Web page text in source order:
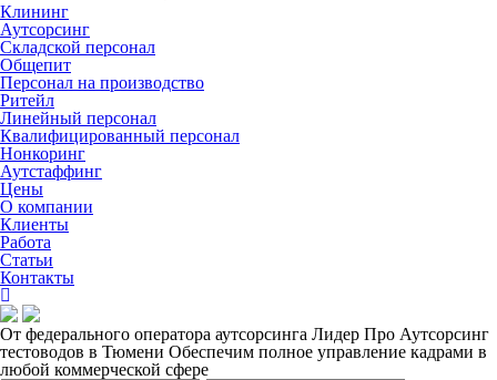
Клининг
Аутсорсинг
Складской персонал
Общепит
Персонал на производство
Ритейл
Линейный персонал
Квалифицированный персонал
Нонкоринг
Аутстаффинг
Цены
О компании
Клиенты
Работа
Статьи
Контакты
От федерального оператора аутсорсинга Лидер Про Аутсорсинг
тестоводов в Тюмени Обеспечим полное управление кадрами в
любой коммерческой сфере